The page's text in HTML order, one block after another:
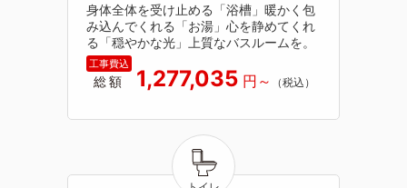
身体全体を受け止める「浴槽」暖かく包
み込んでくれる「お湯」心を静めてくれ
る「穏やかな光」上質なバスルームを。
総額 1,277,035